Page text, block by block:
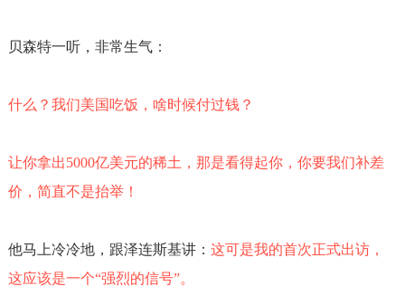
贝森特一听，非常生气：
什么？我们美国吃饭，啥时候付过钱？
让你拿出5000亿美元的稀土，那是看得起你，你要我们补差
价，简直不是抬举！
他马上冷冷地，跟泽连斯基讲： 这可是我的首次正式出访，
这应该是一个“强烈的信号”。